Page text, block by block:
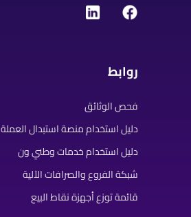
روابط
فحص الوثائق
دليل استخدام منصة استبدال العملة
دليل استخدام خدمات وطني ون
شبكة الفروع والصرافات الآلية
قائمة توزع أجهزة نقاط البيع